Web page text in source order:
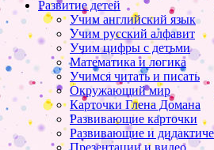
Развитие детей
Учим английский язык
Учим русский алфавит
Учим цифры с детьми
Математика и логика
Учимся читать и писать
Окружающий мир
Карточки Глена Домана
Развивающие карточки
Развивающие и
Презентации и видео